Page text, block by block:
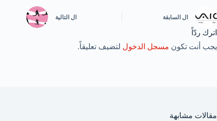
ال السابقة ال التالية
اترك ردّاً
يجب أنت تكون مسجل الدخول لتضيف تعليقاً.
مقالات مشابهة